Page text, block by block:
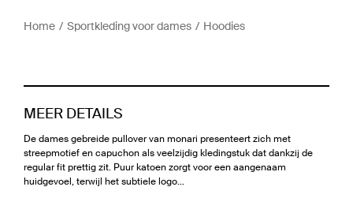
Home Sportkleding voor dames Hoodies
MEER DETAILS
De dames gebreide pullover van monari presenteert zich met
streepmotief en capuchon als veelzijdig kledingstuk dat dankzij de
regular fit prettig zit. Puur katoen zorgt voor een aangenaam
huidgevoel, terwijl het subtiele logo…